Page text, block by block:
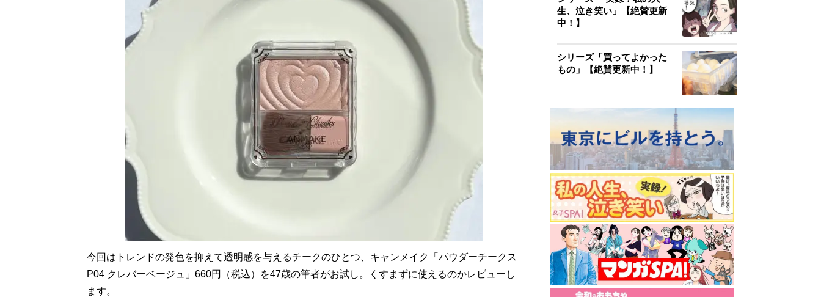
今回はトレンドの発色を抑えて透明感を与えるチークのひとつ、キャンメイク「パウダーチークス
P04 クレバーベージュ」660円（税込）を47歳の筆者がお試し。くすまずに使えるのかレビューし
ます。
生、泣き笑い」【絶賛更新
中！】
シリーズ「買ってよかった
もの」【絶賛更新中！】